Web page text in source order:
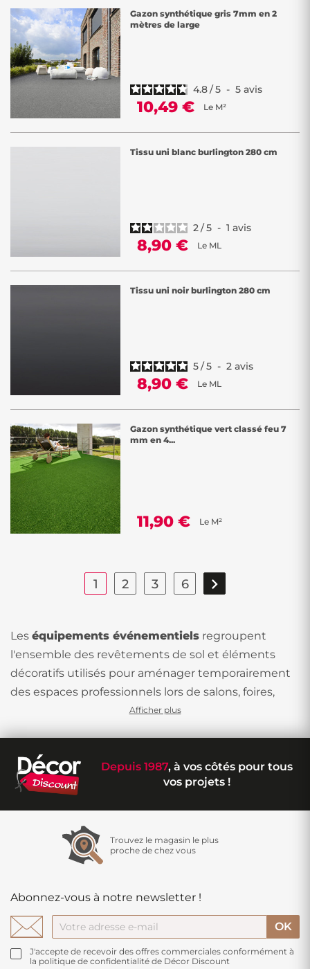
Gazon synthétique gris 7mm en 2
mètres de large
4.8/5 - 5 avis
10,49 € Le M²
Tissu uni blanc burlington 280 cm
2/5 - 1 avis
8,90 € Le ML
Tissu uni noir burlington 280 cm
5/5 - 2 avis
8,90 € Le ML
Gazon synthétique vert classé feu 7
mm en 4...
11,90 € Le M²
1 2 3 6 
Les équipements événementiels regroupent
l'ensemble des revêtements de sol et éléments
décoratifs utilisés pour aménager temporairement
des espaces professionnels lors de salons, foires,
expositions ou stands. Ces produits doivent
passage intensif et conformité aux normes de
sécurité.
classique
moquette événementielle
intensif, elle permet de couvrir rapidement de
Afficher plus
Depuis 1987, à vos côtés pour tous
vos projets !
Trouvez le magasin le plus
proche de chez vous
Abonnez-vous à notre newsletter !
J'accepte de recevoir des offres commerciales conformément à
la politique de confidentialité de Décor Discount